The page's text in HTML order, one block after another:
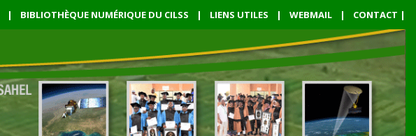
| BIBLIOTHÈQUE NUMÉRIQUE DU CILSS | LIENS UTILES | WEBMAIL | CONTACT |